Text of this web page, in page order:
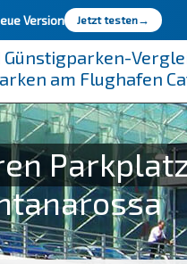
Version Jetzt testen→
Günstigparken-
am Flughafen